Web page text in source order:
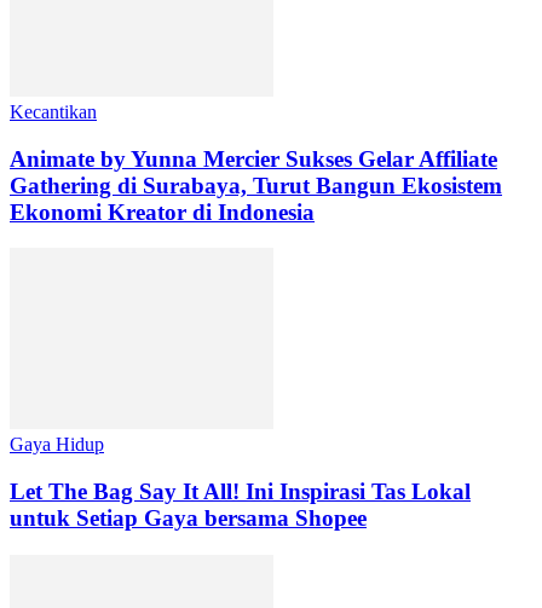
Kecantikan
Animate by Yunna Mercier Sukses Gelar Affiliate
Gathering di Surabaya, Turut Bangun Ekosistem
Ekonomi Kreator di Indonesia
Gaya Hidup
Let The Bag Say It All! Ini Inspirasi Tas Lokal
untuk Setiap Gaya bersama Shopee